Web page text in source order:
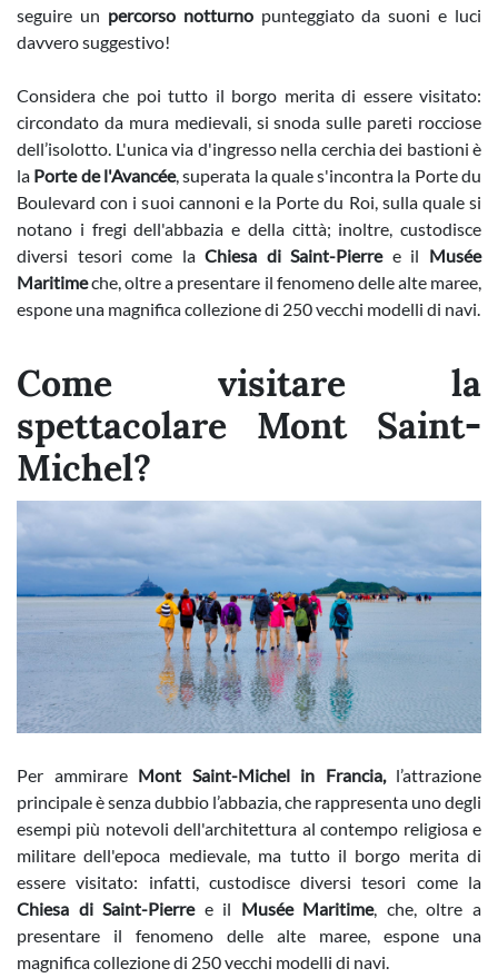
seguire un percorso notturnopunteggiato da suoni e luci
davvero suggestivo!
Considera che poi tutto il borgo merita di essere visitato:
circondato da mura medievali, si snoda sulle pareti rocciose
dell’isolotto. L'unica via d'ingresso nella cerchia dei bastioni è
la Porte de l'Avancée, superata la quale s'incontra la Porte du
Boulevard con i suoi cannoni e la Porte du Roi, sulla quale si
notano i fregi dell'abbazia e della città; inoltre, custodisce
diversi tesori come laChiesa di Saint-Pierree il Musée
Maritimeche, oltre a presentare il fenomeno delle alte maree,
espone una magnifica collezione di 250 vecchi modelli di navi.
Come visitare la
spettacolare Mont Saint-
Michel?
Per ammirareMont Saint-Michel in Francia,l’attrazione
principale è senza dubbio l’abbazia, che rappresenta uno degli
esempi più notevoli dell'architettura al contempo religiosa e
militare dell'epoca medievale, ma tutto il borgo merita di
essere visitato: infatti, custodisce diversi tesori come la
Chiesa di Saint-Pierree il Musée Maritime, che, oltre a
presentare il fenomeno delle alte maree, espone una
magnifica collezione di 250 vecchi modelli di navi.